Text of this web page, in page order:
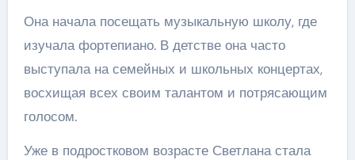
Она начала посещать музыкальную школу, где
изучала фортепиано. В детстве она часто
выступала на семейных и школьных концертах,
восхищая всех своим талантом и потрясающим
голосом.
Уже в подростковом возрасте Светлана стала